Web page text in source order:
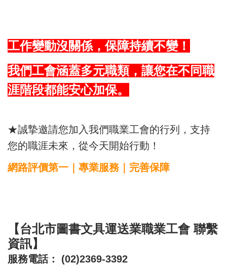
工作變動沒關係，保障持續不變！
我們工會涵蓋多元職類，讓您在不同職
涯階段都能安心加保。
★誠摯邀請您加入我們職業工會的行列，支持
您的職涯未來，從今天開始行動！
網路評價第一｜專業服務｜完善保障
【台北市圖書文具運送業職業工會 聯繫
資訊】
服務電話：
(02)2369-3392